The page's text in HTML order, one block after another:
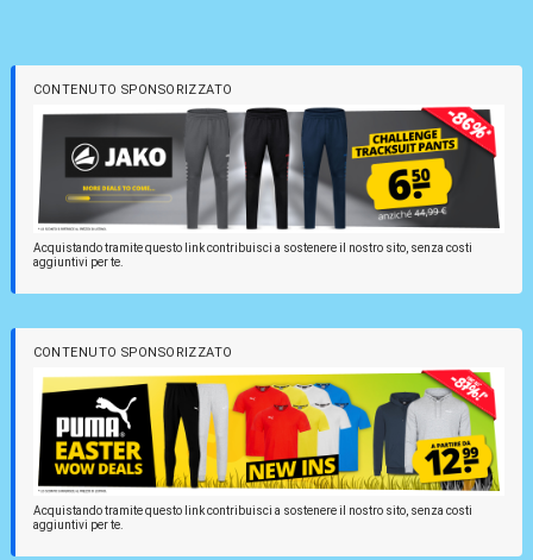
CONTENUTO SPONSORIZZATO
Acquistando tramite questo link contribuisci a sostenere il nostro sito, senza costi
aggiuntivi per te.
CONTENUTO SPONSORIZZATO
Acquistando tramite questo link contribuisci a sostenere il nostro sito, senza costi
aggiuntivi per te.